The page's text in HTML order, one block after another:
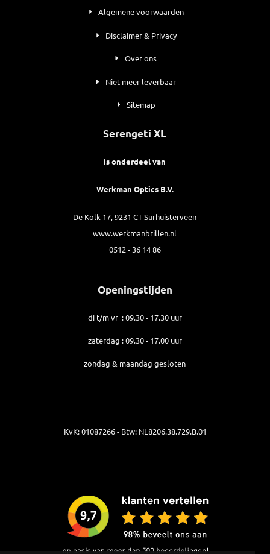
Algemene voorwaarden
Disclaimer & Privacy
Over ons
Niet meer leverbaar
Sitemap
Serengeti XL
is onderdeel van
Werkman Optics B.V.
De Kolk 17, 9231 CT Surhuisterveen
www.werkmanbrillen.nl
0512 - 36 14 86
Openingstijden
di t/m vr : 09.30 - 17.30 uur
zaterdag : 09.30 - 17.00 uur
zondag & maandag gesloten
KvK: 01087266 - Btw: NL8206.38.729.B.01